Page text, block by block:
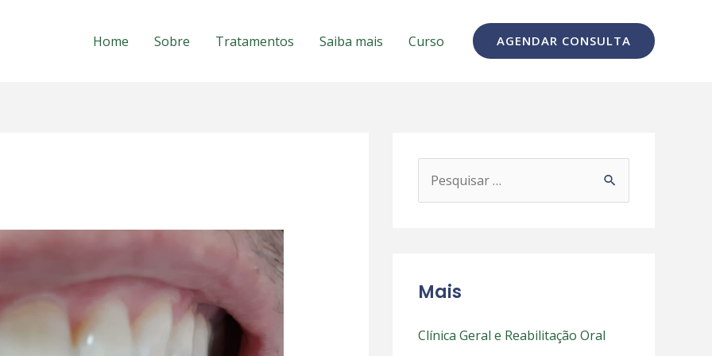
Home Sobre Tratamentos Saiba mais Curso AGENDAR CONSULTA
iMais
Clínica Geral e Reabilitação Oral